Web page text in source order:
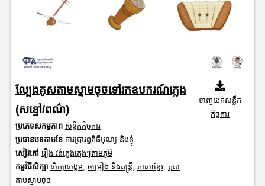
ល្បែងគូសតាមស្នាមចុចទៅរកឧបករណ៍ភ្លេង
(សខ្មៅ/ពណ៌)
ប្រភេទសកម្មភាព សន្លឹកកិច្ចការ
ប្រធានបទតាមខែ ការប្រារព្ធពិធីបុណ្យ និងខ្ញុំ
សៀវភៅ រឿង វង់ភ្លេងក្មេងៗតាមភូមិ
កម្មវិធីសិក្សា សិក្សាសង្គម, ចម្រៀង និងតន្ត្រី, ភាសាខ្មែរ, គូស
តាមស្នាមចុច
ទាញយកសន្លឹក
កិច្ចការ